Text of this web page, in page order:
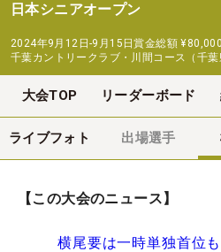
日本シニアオープン
2024年9月12日-9月15日賞金総額
千葉カントリークラブ・川間コース（千葉
大会TOP リーダーボード
ライブフォト 出場選手
【この大会のニュース】
横尾要は一時単独首位